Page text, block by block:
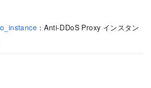
：Anti-DDoS Proxy インスタン